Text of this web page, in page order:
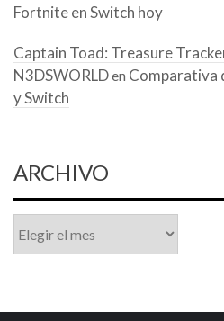
Fortnite en Switch hoy
Captain Toad: Treasure
N3DSWORLDen Comparativa
y Switch
ARCHIVO